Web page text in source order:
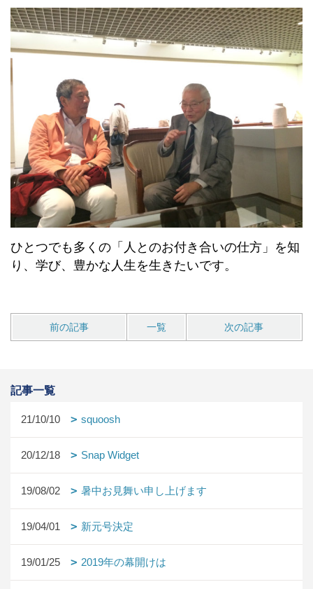
ひとつでも多くの「人とのお付き合いの仕方」を知
り、学び、豊かな人生を生きたいです。
前の記事 一覧 次の記事
記事一覧
21/10/10 squoosh
20/12/18 Snap Widget
19/08/02 暑中お見舞い申し上げます
19/04/01 新元号決定
19/01/25 2019年の幕開けは